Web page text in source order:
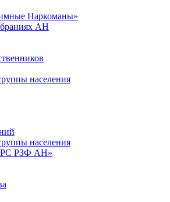
Наркоманы»
АН
населения
населения
РЗФ АН»